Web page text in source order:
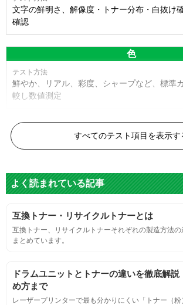
文字の鮮明さ、解像度・トナー分布・白抜け
確認
色
鮮やか、リアル、彩度、シャープなど、標準
較し数値測定
グレースケール
目視検査にて数値測定
連続印刷時の安定した印刷枚数測定
すべてのテスト項目を表示す
よく読まれている記事
互換トナー・リサイクルトナーとは
互換トナー、リサイクルトナーそれぞれの製造方法
まとめています。
ドラムユニットとトナーの違いを徹底解
め方まで
レーザープリンターで最も分かりにくい「トナー（